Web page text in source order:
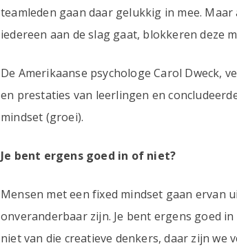
teamleden gaan daar gelukkig in mee.
iedereen aan de slag gaat, blokkeren deze
De Amerikaanse psychologe Carol Dweck,
en prestaties van leerlingen en
mindset (groei).
Je bent ergens goed in of niet?
Mensen met een fixed mindset gaan ervan
onveranderbaar zijn. Je bent ergens goed
niet van die creatieve denkers, daar zijn we